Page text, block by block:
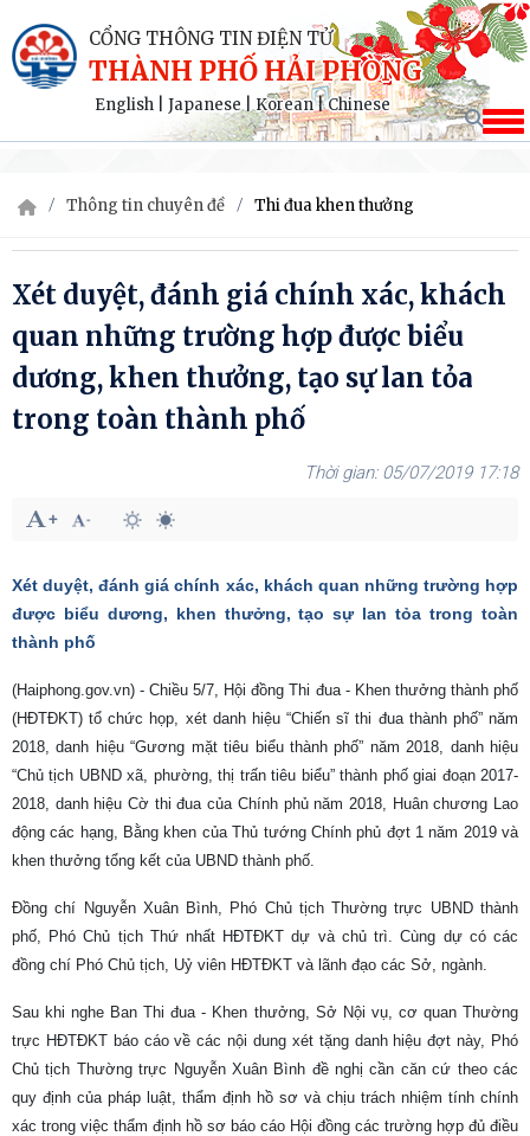
CỔNG THÔNG TIN ĐIỆN TỬ
THÀNH PHỐ HẢI PHÒNG
English Japanese|Korean|Chinese
Thông tin chuyên đề Thi đua khen thưởng
Xét duyệt, đánh giá chính xác, khách
quan những trường hợp được biểu
dương, khen thưởng, tạo sự lan tỏa
trong toàn thành phố
05/07/2019 17:18
Xét duyệt, đánh giá chính xác, khách quan những trường hợp
được biểu dương, khen thưởng, tạo sự lan tỏa trong toàn
thành phố
(Haiphong.gov.vn) - Chiều 5/7, Hội đồng Thi đua - Khen thưởng thành phố
(HĐTĐKT) tổ chức họp, xét danh hiệu “Chiến sĩ thi đua thành phố” năm
2018, danh hiệu “Gương mặt tiêu biểu thành phố” năm 2018, danh hiệu
“Chủ tịch UBND xã, phường, thị trấn tiêu biểu” thành phố giai đoạn 2017-
2018, danh hiệu Cờ thi đua của Chính phủ năm 2018, Huân chương Lao
động các hạng, Bằng khen của Thủ tướng Chính phủ đợt 1 năm 2019 và
khen thưởng tổng kết của UBND thành phố.
Đồng chí Nguyễn Xuân Bình, Phó Chủ tịch Thường trực UBND thành
phố, Phó Chủ tịch Thứ nhất HĐTĐKT dự và chủ trì. Cùng dự có các
đồng chí Phó Chủ tịch, Uỷ viên HĐTĐKT và lãnh đạo các Sở, ngành.
Sau khi nghe Ban Thi đua - Khen thưởng, Sở Nội vụ, cơ quan Thường
trực HĐTĐKT báo cáo về các nội dung xét tặng danh hiệu đợt này, Phó
Chủ tịch Thường trực Nguyễn Xuân Bình đề nghị cần căn cứ theo các
quy định của pháp luật, thẩm định hồ sơ và chịu trách nhiệm tính chính
xác trong việc thẩm định hồ sơ báo cáo Hội đồng các trường hợp đủ điều